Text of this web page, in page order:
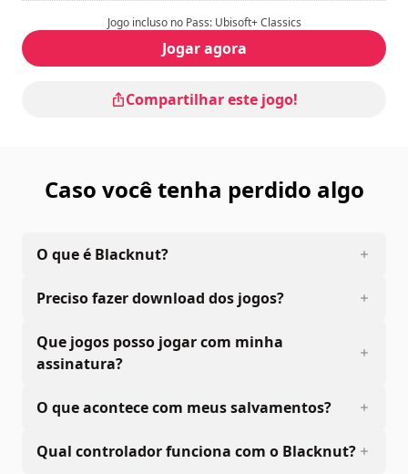
Jogo incluso no Pass: Ubisoft+ Classics
Jogar agora
Compartilhar este jogo!
Caso você tenha perdido algo
O que é Blacknut?
Preciso fazer download dos jogos?
Que jogos posso jogar com minha
assinatura?
O que acontece com meus salvamentos?
Qual controlador funciona com o Blacknut?